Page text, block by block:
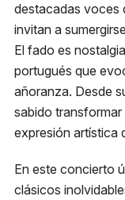
Sábado y
+56 9 8255
Av.
Condes,
Noche de
destacadas voces
invitan a
El fado es
portugués que
añoranza. Desde
sabido
expresión artística
En este concierto
clásicos